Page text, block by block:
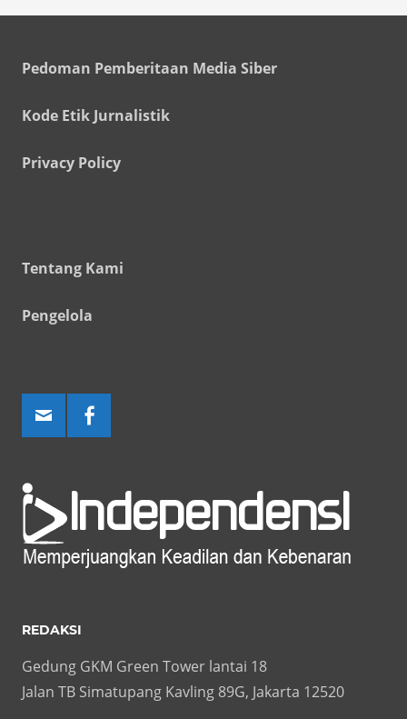
Pedoman Pemberitaan Media Siber
Kode Etik Jurnalistik
Privacy Policy
Tentang Kami
Pengelola
REDAKSI
Gedung GKM Green Tower lantai 18
Jalan TB Simatupang Kavling 89G, Jakarta 12520